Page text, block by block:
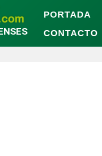
PORTADA
CONTACTO